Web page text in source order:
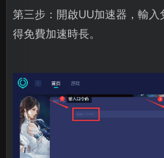
第三步：開啟UU加速器，輸入
得免費加速時長。